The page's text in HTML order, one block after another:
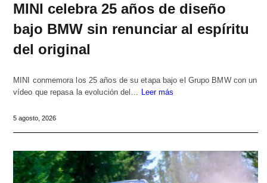
MINI celebra 25 años de diseño
bajo BMW sin renunciar al espíritu
del original
MINI conmemora los 25 años de su etapa bajo el Grupo BMW con un
vídeo que repasa la evolución del… Leer más
5 agosto, 2026